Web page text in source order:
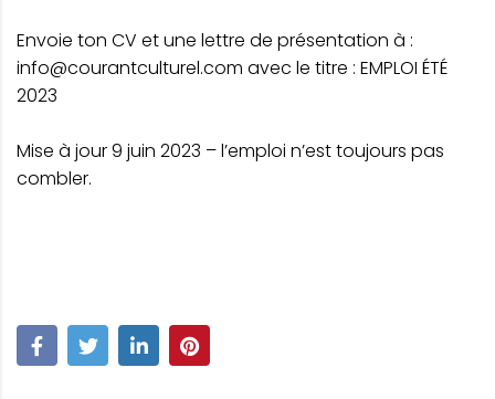
Envoie ton CV et une lettre de présentation à :
info@courantculturel.com avec le titre : EMPLOI ÉTÉ
2023
Mise à jour 9 juin 2023 – l’emploi n’est toujours pas
combler.